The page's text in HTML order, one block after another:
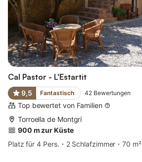
Cal Pastor - L'Estartit
9,5 Fantastisch 42 Bewertungen
Top bewertet von Familien
Torroella de Montgrí
900 m zur Küste
Platz für 4 Pers.
2 Schlafzimmer 70 m²